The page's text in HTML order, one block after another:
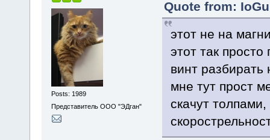
Posts: 1989
Представитель ООО "ЭДган"
Quote from:
этот не на
этот так
винт разбирать
мне тут прост
скачут